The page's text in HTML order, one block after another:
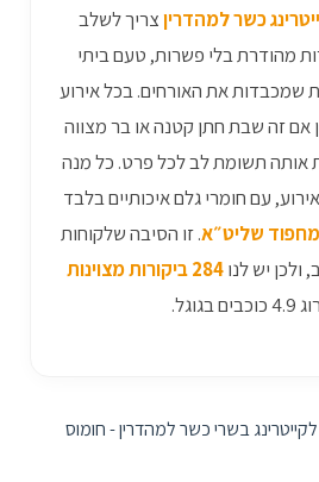
כשר למהדריןצריך לשלב
מהודרת בלי פשרות, טעם ביתי
שמכבדות את האורחים. בכל אירוע
אם זה שבת חתן קטנה או בר מצווה
אותה תשומת לב לכל פרט. כל מנה
עם חומרי גלם איכותיים בלבד
שליט״א. זו הסיבה שלקוחות
ולכן יש לנו284 ביקורות מצוינות
בגוגל.